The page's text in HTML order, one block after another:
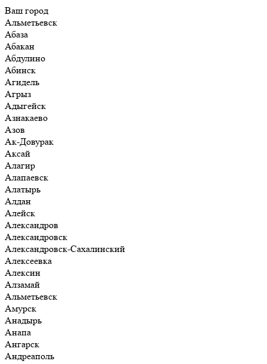
Ваш город
Альметьевск
Абаза
Абакан
Абдулино
Абинск
Агидель
Агрыз
Адыгейск
Азнакаево
Азов
Ак-Довурак
Аксай
Алагир
Алапаевск
Алатырь
Алдан
Алейск
Александров
Александровск
Александровск-Сахалинский
Алексеевка
Алексин
Алзамай
Альметьевск
Амурск
Анадырь
Анапа
Ангарск
Андреаполь